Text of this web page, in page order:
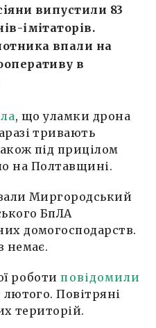
випустили 83
імітаторів.
впали на
в
, що уламки дрона
тривають
під прицілом
на Полтавщині.
Миргородський
БпЛА
домогосподарств.
немає.
роботиповідомили
Повітряні
територій.